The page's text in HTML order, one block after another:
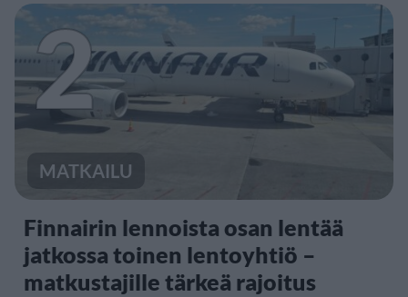
2
MATKAILU
Finnairin lennoista osan lentää
jatkossa toinen lentoyhtiö –
matkustajille tärkeä rajoitus